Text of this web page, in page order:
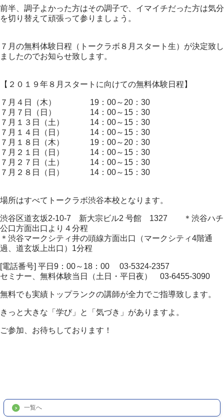
前半、調子よかった方はその調子で、イマイチだった方は気分
を切り替えて頑張って参りましょう。
７月の無料体験日程（トークラボ８月スタート生）が決定致し
ましたのでお知らせ致します。
【２０１９年８月スタートに向けての無料体験日程】
７月４日（木） 19：00～20：30
７月７日（日） 14：00～15：30
７月１３日（土） 14：00～15：30
７月１４日（日） 14：00～15：30
７月１８日（木） 19：00～20：30
７月２１日（日） 14：00～15：30
７月２７日（土） 14：00～15：30
７月２８日（日） 14：00～15：30
場所はすべてトークラボ渋谷本校となります。
渋谷区道玄坂2-10-7 新大宗ビル2 号館 1327 ＊渋谷ハチ
公口方面出口より４分程
＊渋谷マークシティ井の頭線方面出口（マークシティ4階通
過、道玄坂上出口）1分程
[電話番号] 平日9：00～18：00 03-5324-2357
セミナー、無料体験当日（土日・平日夜） 03-6455-3090
無料でも実績トップランクの講師が全力でご指導致します。
きっと大きな「学び」と「気づき」がありますよ。
ご参加、お待ちしております！
一覧へ